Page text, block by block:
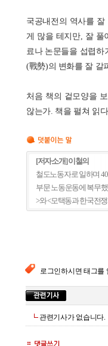
국공내전의 역사를
게 많을 테지만, 잘 풀
료나 논문들을 섭렵
(戰勢)의 변화를 잘 갈
처음 책의 겉모양을
않는가. 책을 펼쳐 읽
[저자소개] 이철의
철도노동자로 일하며
부문 노동운동에 복무
>와 <모택동과 한국전
로그인하시면 태그를
관련기사가 없습니다.